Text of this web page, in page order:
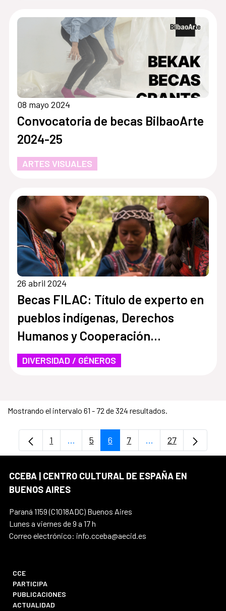
08 mayo 2024
Convocatoria de becas BilbaoArte
2024-25
ARTES VISUALES
26 abril 2024
Becas FILAC: Título de experto en
pueblos indígenas, Derechos
Humanos y Cooperación
Internacional
DIVERSIDAD / GÉNEROS
Mostrando el intervalo 61 - 72 de 324 resultados.
Página
1 ...Páginas intermedias Use TAB para
Página
5 Página
6 Página
7 ...PáginasPágina
27
CCEBA | CENTRO CULTURAL DE ESPAÑA EN
BUENOS AIRES
Paraná 1159 (C1018ADC) Buenos Aires
Lunes a viernes de 9 a 17 h
Correo electrónico: info.cceba@aecid.es
CCE
PARTICIPA
PUBLICACIONES
ACTUALIDAD